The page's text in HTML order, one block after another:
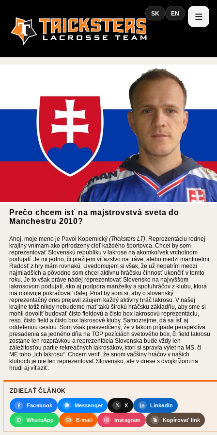
Prečo chcem ísť na majstrovstvá sveta do
Manchestru 2010?
Ahoj, moje meno je Pavol Kopernický (Tricksters LT). Reprezentáciu rodnej
krajiny vnímam ako prirodzený cieľ každého športovca. Chcel by som
reprezentovať Slovenskú republiku v lakrose na akomkoľvek vrcholnom
podujatí. Je mi jedno, či prežijem víťazstvo na tráve, alebo medzi mantinelmi.
Radosť z hry mám rovnakú. Uvedomujem si však, že už nepatrím medzi
najmladších a pôvodne som chcel aktívnu hráčsku činnosť ukončiť v tomto
roku. Je to však práve nádej reprezentovať Slovensko na najvyššom
lakrosovom podujatí, ako aj podpora manželky a spoluhráčov z klubu, ktorá
ma motivuje pokračovať ďalej. Prial by som si, aby o slovenský
reprezentačný dres prejavil záujem každý aktívny hráč lakrosu. V našej
krajine totiž nikdy nebudeme mať takú širokú hráčsku základňu, aby sme si
mohli dovoliť budovať čisto fieldovú a čisto box lakrosovú reprezentáciu,
resp. čisto field a čisto box lakrosové kluby. Samozrejme, dá sa ísť aj
oddelenou cestou. Som však presvedčený, že v takom prípade perspektíva
presadenia sa jedného dňa na TOP pozíciách svetového box, či field lakrosu
zostane len rozprávkou a reprezentácia Slovenska bude vždy len
záležitosťou partie rekreačných lakrosákov, ktorí si spravia výlet na MS, či
ME toho „ich lakrosu“. Chcem veriť, že snom väčšiny hráčov v našich
kluboch je nie len reprezentovať Slovensko, ale v drese s dvojkrížom na
hrudi aj víťaziť.
ZDIEĽAŤ ČLÁNOK
Facebook Messenger X LinkedIn
WhatsApp E-mail Instagram Kopírovať link
SK EN